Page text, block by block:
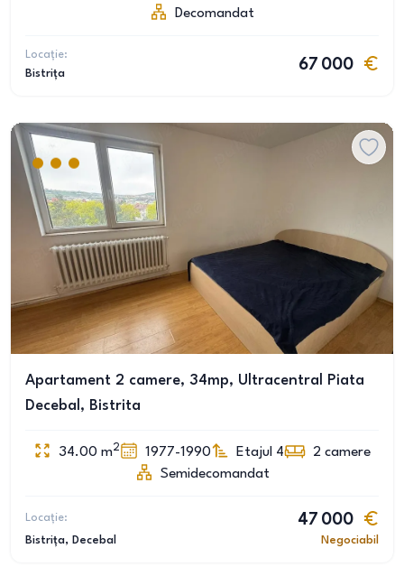
Decomandat
Locație:
Bistrița
67 000
Apartament 2 camere, 34mp, Ultracentral Piata
Decebal, Bistrita
34.00 m2 1977-1990 Etajul 4 2 camere
Semidecomandat
Locație:
Bistrița, Decebal
47 000
Negociabil